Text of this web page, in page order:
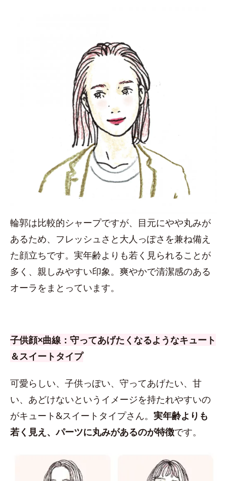
輪郭は比較的シャープですが、目元にやや丸みが
あるため、フレッシュさと大人っぽさを兼ね備え
た顔立ちです。実年齢よりも若く見られることが
多く、親しみやすい印象。爽やかで清潔感のある
オーラをまとっています。
子供顔×曲線：守ってあげたくなるようなキュート
＆スイートタイプ
可愛らしい、子供っぽい、守ってあげたい、甘
い、あどけないというイメージを持たれやすいの
がキュート&スイートタイプさん。 実年齢よりも
若く見え、パーツに丸みがあるのが特徴です。